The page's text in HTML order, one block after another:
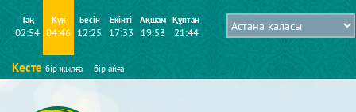
Таң
02:54
Күн
04:46
Бесін
12:25
Екінті
17:33
Ақшам
19:53
Құптан
21:44
Кесте бір жылға бір айға